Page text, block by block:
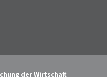
der Wirtschaft